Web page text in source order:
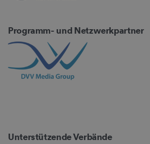
Programm- und Netzwerkpartner
Unterstützende Verbände